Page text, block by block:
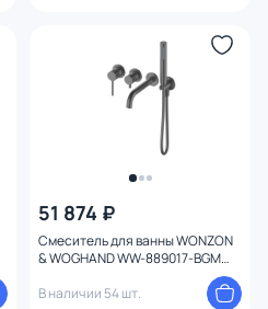
51 874 ₽
Смеситель для ванны WONZON
& WOGHAND WW-889017-BGM
В наличии 54 шт.